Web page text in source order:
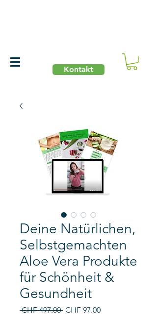
Kontakt
Deine Natürlichen,
Selbstgemachten
Aloe Vera Produkte
für Schönheit &
Gesundheit
CHF 497.00 Regular
CHF 97.00Sale